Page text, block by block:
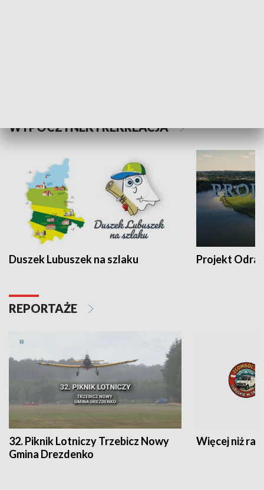
WYPOCZYNEK I REKREACJA
Duszek Lubuszek na szlaku Projekt Odra
REPORTAŻE
32. Piknik Lotniczy Trzebicz Nowy
Gmina Drezdenko
Więcej niż rajd